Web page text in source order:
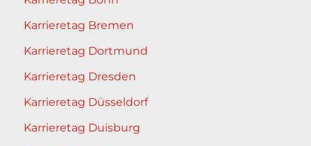
Karrieretag Bremen
Karrieretag Dortmund
Karrieretag Dresden
Karrieretag Düsseldorf
Karrieretag Duisburg